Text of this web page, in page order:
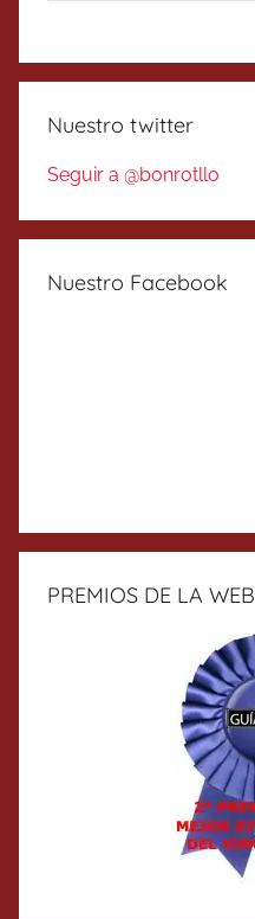
Nuestro twitter
Seguir a @bonrotllo
Nuestro Facebook
PREMIOS DE LA WEB